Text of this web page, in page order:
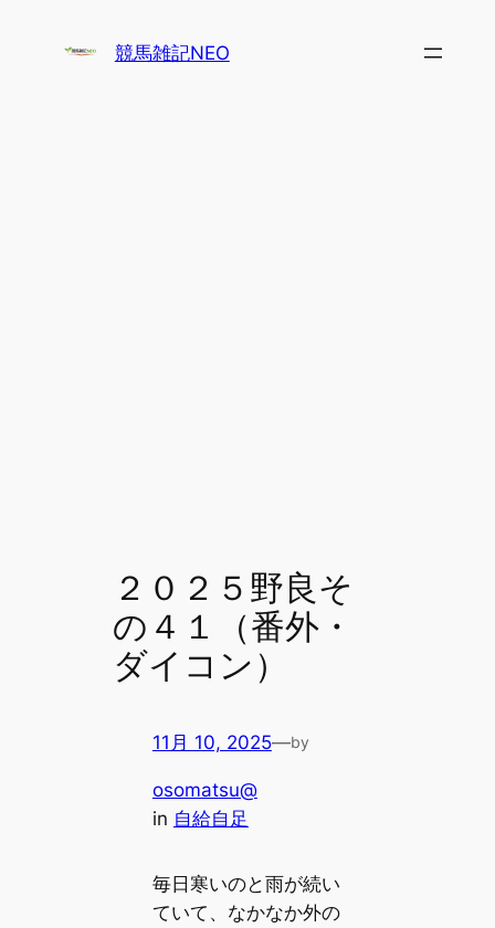
競馬雑記NEO
２０２５野良そ
の４１（番外・
ダイコン）
11月 10, 2025—by
osomatsu@
in 自給自足
毎日寒いのと雨が続い
ていて、なかなか外の